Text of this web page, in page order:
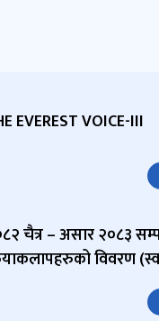
EVEREST VOICE-III
चैत्र – असार २०८३
विवरण